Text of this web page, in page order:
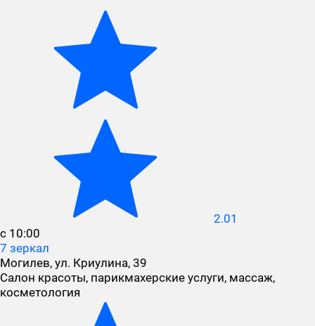
2.01
с 10:00
7 зеркал
Могилев, ул. Криулина, 39
Салон красоты, парикмахерские услуги, массаж,
косметология